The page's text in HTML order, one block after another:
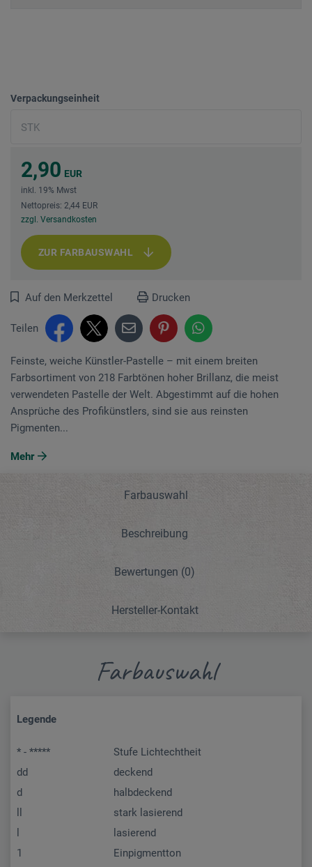
Verpackungseinheit
2,90 EUR
inkl. 19% Mwst
Nettopreis: 2,44 EUR
zzgl. Versandkosten
ZUR FARBAUSWAHL
Auf den Merkzettel Drucken
Teilen
Feinste, weiche Künstler-Pastelle – mit einem breiten
Farbsortiment von 218 Farbtönen hoher Brillanz, die meist
verwendeten Pastelle der Welt. Abgestimmt auf die hohen
Ansprüche des Profikünstlers, sind sie aus reinsten
Pigmenten...
Mehr
Farbauswahl
Beschreibung
Bewertungen (0)
Hersteller-Kontakt
Farbauswahl
Legende
* - *****
Stufe Lichtechtheit
dd
deckend
d
halbdeckend
stark lasierend
lasierend
1
Einpigmentton